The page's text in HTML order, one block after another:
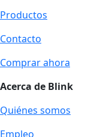
Productos
Contacto
Comprar ahora
Acerca de Blink
Quiénes somos
Empleo